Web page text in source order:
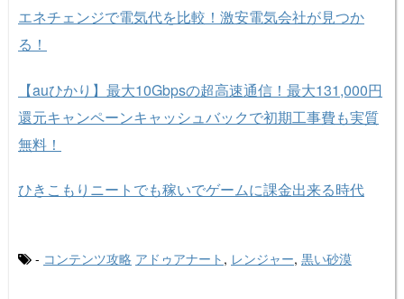
エネチェンジで電気代を比較！激安電気会社が見つか
る！
【auひかり】最大10Gbpsの超高速通信！最大131,000円
還元キャンペーンキャッシュバックで初期工事費も実質
無料！
ひきこもりニートでも稼いでゲームに課金出来る時代
- コンテンツ攻略 アドゥアナート , レンジャー, 黒い砂漠